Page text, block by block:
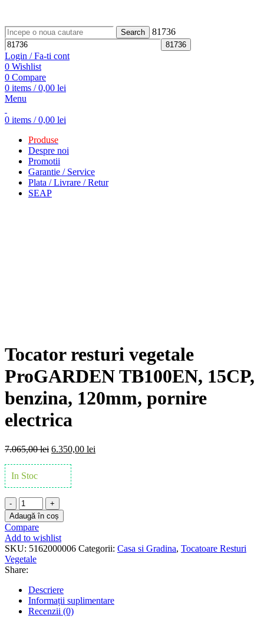
Search 81736
Login / Fa-ti cont
0 Wishlist
0 Compare
0 items / 0,00 lei
Menu
0 items / 0,00 lei
Produse
Despre noi
Promotii
Garantie / Service
Plata / Livrare / Retur
SEAP
Tocator resturi vegetale
ProGARDEN TB100EN, 15CP,
benzina, 120mm, pornire
electrica
7.065,00lei Prețul
7.065,00 lei.
6.350,00 lei
In Stoc
Cantitate
Tocator
resturi
vegetale
ProGARDEN
TB100EN,
15CP,
benzina,
120mm,
pornire
electrica
Adaugă în coș
Compare
Add to wishlist
SKU: 5162000006 Categorii: Casa si Gradina, Tocatoare Resturi
Vegetale
Share:
Descriere
Informații suplimentare
Recenzii (0)